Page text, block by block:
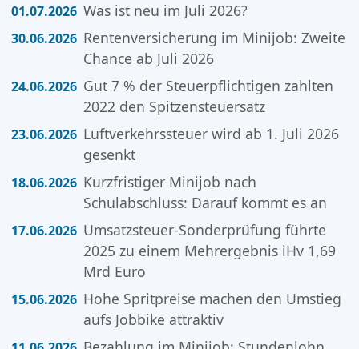
01.07.2026 Was ist neu im Juli 2026?
30.06.2026 Rentenversicherung im Minijob: Zweite
Chance ab Juli 2026
24.06.2026 Gut 7 % der Steuerpflichtigen zahlten
2022 den Spitzensteuersatz
23.06.2026 Luftverkehrssteuer wird ab 1. Juli 2026
gesenkt
18.06.2026 Kurzfristiger Minijob nach
Schulabschluss: Darauf kommt es an
17.06.2026 Umsatzsteuer-Sonderprüfung führte
2025 zu einem Mehrergebnis iHv 1,69
Mrd Euro
15.06.2026 Hohe Spritpreise machen den Umstieg
aufs Jobbike attraktiv